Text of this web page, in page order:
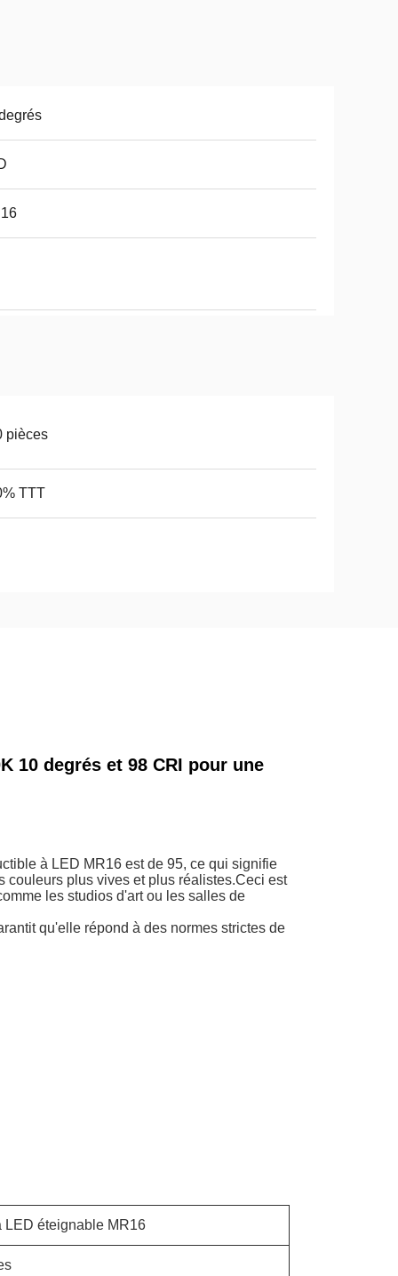
pièces
TTT
10 degrés et 98 CRI pour une
à LED MR16 est de 95, ce qui signifie
couleurs plus vives et plus réalistes.Ceci est
les studios d'art ou les salles de
qu'elle répond à des normes strictes de
LED éteignable MR16